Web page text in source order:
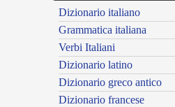
Dizionario italiano
Grammatica italiana
Verbi Italiani
Dizionario latino
Dizionario greco antico
Dizionario francese